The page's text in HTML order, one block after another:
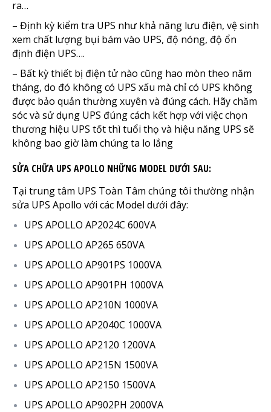
ra…
– Định kỳ kiểm tra UPS như khả năng lưu điện, vệ sinh
xem chất lượng bụi bám vào UPS, độ nóng, độ ổn
định điện UPS….
– Bất kỳ thiết bị điện tử nào cũng hao mòn theo năm
tháng, do đó không có UPS xấu mà chỉ có UPS không
được bảo quản thường xuyên và đúng cách. Hãy chăm
sóc và sử dụng UPS đúng cách kết hợp với việc chọn
thương hiệu UPS tốt thì tuổi thọ và hiệu năng UPS sẽ
không bao giờ làm chúng ta lo lắng
SỬA CHỮA UPS APOLLO NHỮNG MODEL DƯỚI SAU:
Tại trung tâm UPS Toàn Tâm chúng tôi thường nhận
sửa UPS Apollo với các Model dưới đây:
UPS APOLLO AP2024C 600VA
UPS APOLLO AP265 650VA
UPS APOLLO AP901PS 1000VA
UPS APOLLO AP901PH 1000VA
UPS APOLLO AP210N 1000VA
UPS APOLLO AP2040C 1000VA
UPS APOLLO AP2120 1200VA
UPS APOLLO AP215N 1500VA
UPS APOLLO AP2150 1500VA
UPS APOLLO AP902PH 2000VA